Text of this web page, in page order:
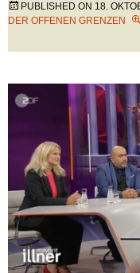
PUBLISHED ON 18.
DER OFFENEN GRENZEN